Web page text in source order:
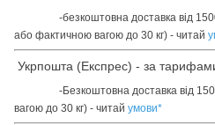
-безкоштовна доставка від
або фактичною вагою до 30 кг) - читай
Укрпошта (Експрес) - за
-Безкоштовна доставка від
вагою до 30 кг) - читай умови*